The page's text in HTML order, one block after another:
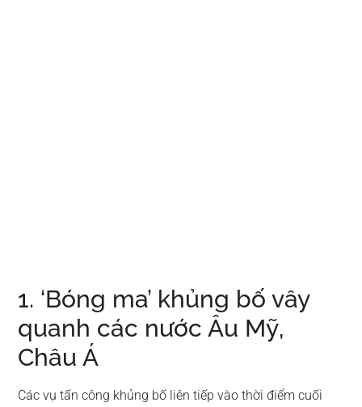
1. ‘Bóng ma’ khủng bố vây
quanh các nước Âu Mỹ,
Châu Á
Các vụ tấn công khủng bố liên tiếp vào thời điểm cuối